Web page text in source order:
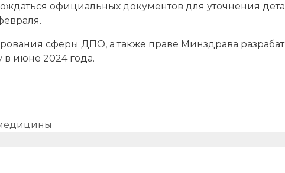
официальных документов для уточнения
сферы ДПО, а также праве Минздрава
в июне 2024 года.